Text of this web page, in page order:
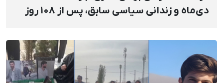
دی‌ماه و زندانی سیاسی سابق، پس از ۱۰۸ روز